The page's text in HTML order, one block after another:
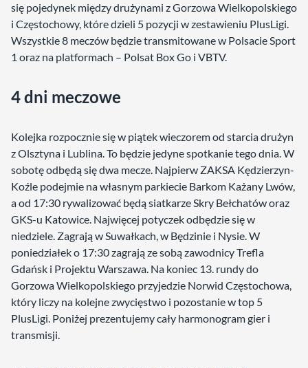
się pojedynek między drużynami z Gorzowa Wielkopolskiego
i Częstochowy, które dzieli 5 pozycji w zestawieniu PlusLigi.
Wszystkie 8 meczów będzie transmitowane w Polsacie Sport
1 oraz na platformach – Polsat Box Go i VBTV.
4 dni meczowe
Kolejka rozpocznie się w piątek wieczorem od starcia drużyn
z Olsztyna i Lublina. To będzie jedyne spotkanie tego dnia. W
sobotę odbędą się dwa mecze. Najpierw ZAKSA Kędzierzyn-
Koźle podejmie na własnym parkiecie Barkom Każany Lwów,
a od 17:30 rywalizować będą siatkarze Skry Bełchatów oraz
GKS-u Katowice. Najwięcej potyczek odbędzie się w
niedziele. Zagrają w Suwałkach, w Będzinie i Nysie. W
poniedziałek o 17:30 zagrają ze sobą zawodnicy Trefla
Gdańsk i Projektu Warszawa. Na koniec 13. rundy do
Gorzowa Wielkopolskiego przyjedzie Norwid Częstochowa,
który liczy na kolejne zwycięstwo i pozostanie w top 5
PlusLigi. Poniżej prezentujemy cały harmonogram gier i
transmisji.